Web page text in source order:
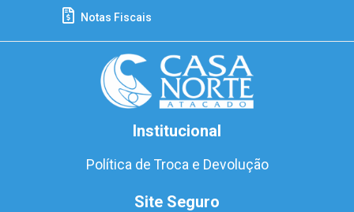
Notas Fiscais
Institucional
Política de Troca e Devolução
Site Seguro